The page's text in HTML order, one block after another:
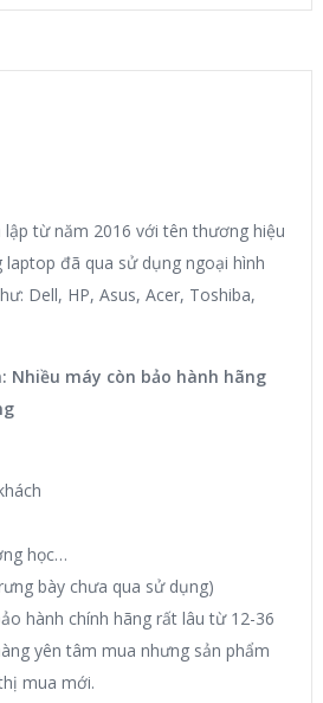
lập từ năm 2016 với tên thương hiệu
laptop đã qua sử dụng ngoại hình
Dell, HP, Asus, Acer, Toshiba,
Nhiều máy còn bảo hành hãng
học…
bày chưa qua sử dụng)
hành chính hãng rất lâu từ 12-36
yên tâm mua nhưng sản phẩm
mua mới.